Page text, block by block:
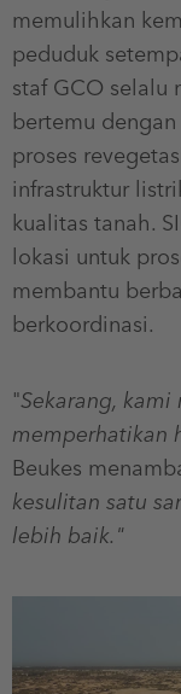
memulihkan
peduduk
staf GCO selalu
bertemu
proses
infrastruktur
kualitas tanah.
lokasi untuk
membantu
berkoordinasi.
"Sekarang,
memperhatikan
Beukes
kesulitan satu
lebih baik."